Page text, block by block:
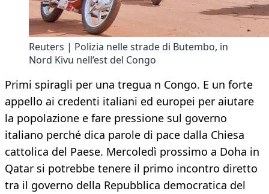
Reuters | Polizia nelle strade di Butembo, in
Nord Kivu nell’est del Congo
Primi spiragli per una tregua n Congo. E un forte
appello ai credenti italiani ed europei per aiutare
la popolazione e fare pressione sul governo
italiano perché dica parole di pace dalla Chiesa
cattolica del Paese. Mercoledì prossimo a Doha in
Qatar si potrebbe tenere il primo incontro diretto
tra il governo della Repubblica democratica del